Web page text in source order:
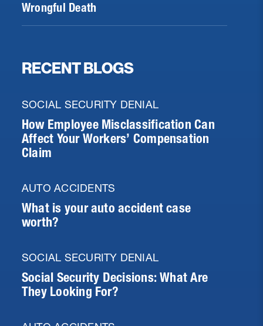
Wrongful Death
RECENT BLOGS
SOCIAL SECURITY DENIAL
How Employee Misclassification Can
Affect Your Workers’ Compensation
Claim
AUTO ACCIDENTS
What is your auto accident case
worth?
SOCIAL SECURITY DENIAL
Social Security Decisions: What Are
They Looking For?